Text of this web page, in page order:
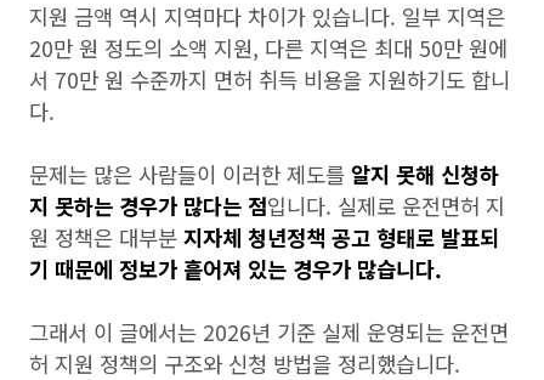
지원 금액 역시 지역마다 차이가 있습니다. 일부 지역은
20만 원 정도의 소액 지원, 다른 지역은 최대 50만 원에
서 70만 원 수준까지 면허 취득 비용을 지원하기도 합니
다.
문제는 많은 사람들이 이러한 제도를 알지 못해 신청하
지 못하는 경우가 많다는 점입니다. 실제로 운전면허 지
원 정책은 대부분 지자체 청년정책 공고 형태로 발표되
기 때문에 정보가 흩어져 있는 경우가 많습니다.
그래서 이 글에서는 2026년 기준 실제 운영되는 운전면
허 지원 정책의 구조와 신청 방법을 정리했습니다.